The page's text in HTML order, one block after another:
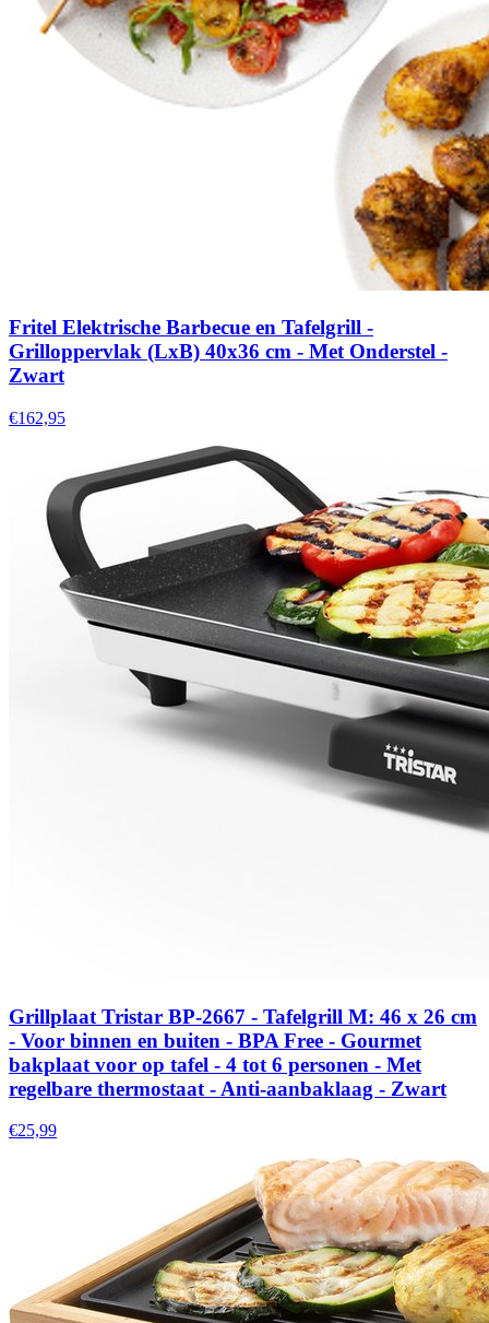
Fritel Elektrische Barbecue en Tafelgrill -
Grilloppervlak (LxB) 40x36 cm - Met Onderstel -
Zwart
€162,95
Grillplaat Tristar BP-2667 - Tafelgrill M: 46 x 26 cm
- Voor binnen en buiten - BPA Free - Gourmet
bakplaat voor op tafel - 4 tot 6 personen - Met
regelbare thermostaat - Anti-aanbaklaag - Zwart
€25,99